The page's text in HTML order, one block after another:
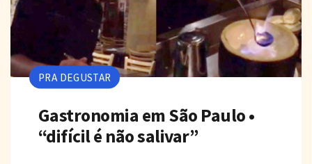
PRA DEGUSTAR
Gastronomia em São Paulo •
“difícil é não salivar”